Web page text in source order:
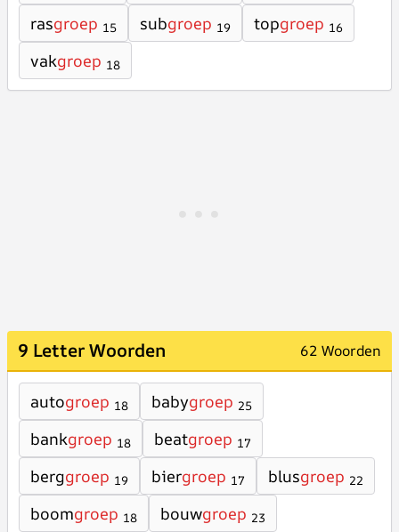
rasgroep 15 subgroep 19 topgroep 16
vakgroep 18
9 Letter Woorden 62 Woorden
autogroep 18 babygroep 25
bankgroep 18 beatgroep 17
berggroep 19 biergroep 17 blusgroep 22
boomgroep 18 bouwgroep 23